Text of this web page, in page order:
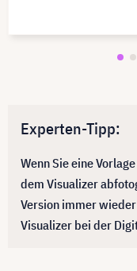
Experten-Tipp:
Wenn Sie eine
dem Visualizer
Version immer
Visualizer bei der